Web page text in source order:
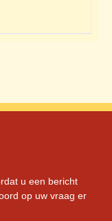
u een bericht
op uw vraag er